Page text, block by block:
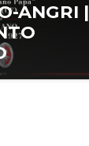
ANGRI |